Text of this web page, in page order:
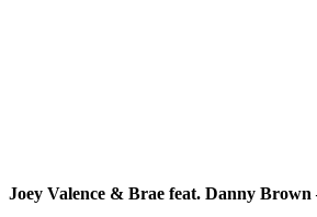
Joey Valence & Brae feat. Danny Brown